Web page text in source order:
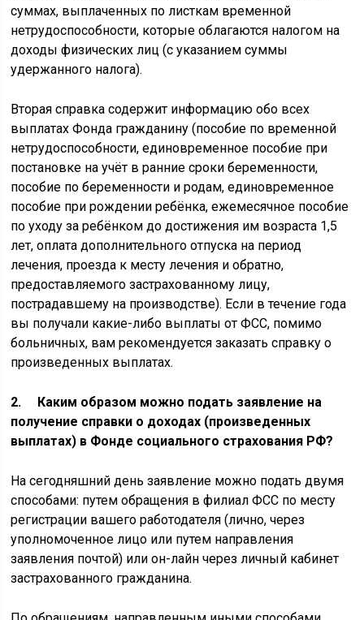
суммах, выплаченных по листкам временной
нетрудоспособности, которые облагаются налогом на
доходы физических лиц (с указанием суммы
удержанного налога).
Вторая справка содержит информацию обо всех
выплатах Фонда гражданину (пособие по временной
нетрудоспособности, единовременное пособие при
постановке на учёт в ранние сроки беременности,
пособие по беременности и родам, единовременное
пособие при рождении ребёнка, ежемесячное пособие
по уходу за ребёнком до достижения им возраста 1,5
лет, оплата дополнительного отпуска на период
лечения, проезда к месту лечения и обратно,
предоставляемого застрахованному лицу,
пострадавшему на производстве). Если в течение года
вы получали какие-либо выплаты от ФСС, помимо
больничных, вам рекомендуется заказать справку о
произведенных выплатах.
2. Каким образом можно подать заявление на
получение справки о доходах (произведенных
выплатах) в Фонде социального страхования РФ?
На сегодняшний день заявление можно подать двумя
способами: путем обращения в филиал ФСС по месту
регистрации вашего работодателя (лично, через
уполномоченное лицо или путем направления
заявления почтой) или он-лайн через личный кабинет
застрахованного гражданина.